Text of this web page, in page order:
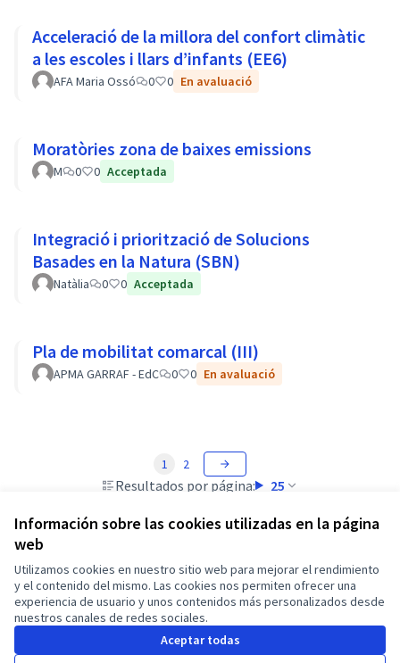
Información sobre las cookies utilizadas en la página
web
Utilizamos cookies en nuestro sitio web para mejorar el rendimiento
y el contenido del mismo. Las cookies nos permiten ofrecer una
experiencia de usuario y unos contenidos más personalizados desde
nuestros canales de redes sociales.
Aceptar todas
Acceleració de la millora del confort climàtic
a les escoles i llars d’infants (EE6)
AFA Maria Ossó 0 0 En avaluació
Moratòries zona de baixes emissions
M 0 0 Acceptada
Integració i priorització de Solucions
Basades en la Natura (SBN)
Natàlia 0 0 Acceptada
Pla de mobilitat comarcal (III)
APMA GARRAF - EdC 0 0 En avaluació
Resultados por página: 25
1 2
Términos y condiciones de uso
Configuración de cookies
Castellano
Triar la llenguaElegir el idiomaChoose language